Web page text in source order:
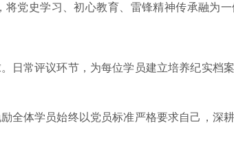
党史学习、初心教育、雷锋精神传承融为
常评议环节，为每位学员建立培养纪实档
全体学员始终以党员标准严格要求自己，深